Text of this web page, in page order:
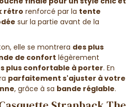
rétro renforcé par la tente
sur la partie avant de la
elle se montrera des plus
de confort légèrement
plus confortable à porter. En
parfaitement s'ajuster à votre
, grâce à sa bande réglable.